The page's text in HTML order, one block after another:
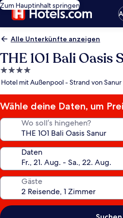
Zum Hauptinhalt springen
Alle Unterkünfte anzeigen
THE 1O1 Bali Oasis
4.0-
Sterne-
Hotel mit Außenpool - Strand von Sanur
Wähle deine Daten, um
Wo soll’s hingehen?
Daten
Gäste